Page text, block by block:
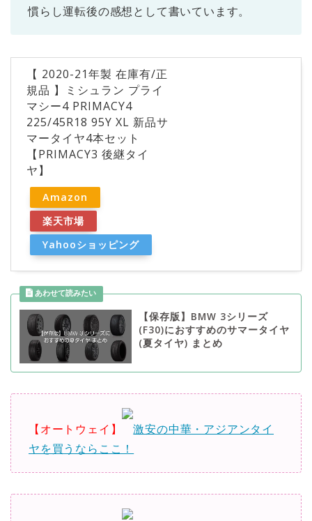
慣らし運転後の感想として書いています。
【 2020-21年製 在庫有/正
規品 】ミシュラン プライ
マシー4 PRIMACY4
225/45R18 95Y XL 新品サ
マータイヤ4本セット
【PRIMACY3 後継タイ
ヤ】
Amazon
楽天市場
Yahooショッピング
【保存版】BMW 3シリーズ
(F30)におすすめのサマータイヤ
(夏タイヤ) まとめ
【オートウェイ】
激安の中華・アジアンタイ
ヤを買うならここ！